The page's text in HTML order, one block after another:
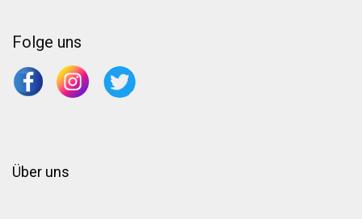
Folge uns
Über uns